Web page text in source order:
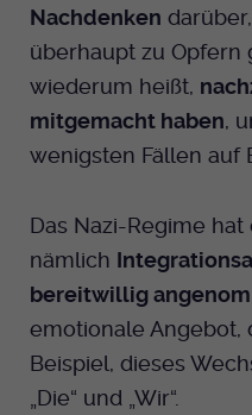
Nachdenken
überhaupt zu Opfern
wiederum heißt,
mitgemacht haben,
wenigsten Fällen auf
Das Nazi-Regime
nämlich
bereitwillig
emotionale Angebot,
Beispiel, dieses
„Die“ und „Wir“.